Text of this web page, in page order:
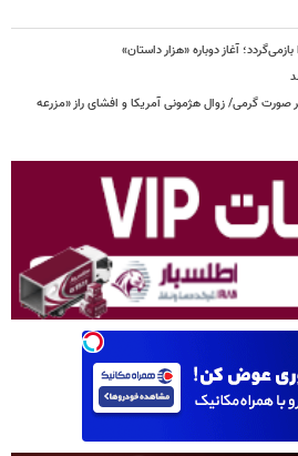
گرمی/ زوال هژمونی آمریکا و افشای راز «مزرعه